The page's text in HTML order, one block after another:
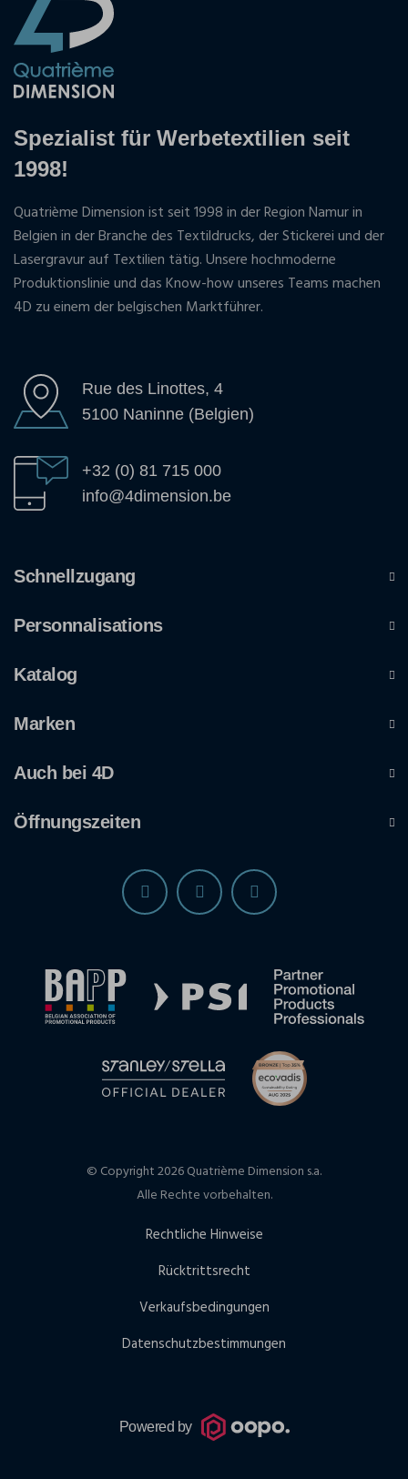
Spezialist für Werbetextilien seit
1998!
Quatrième Dimension ist seit 1998 in der Region Namur in
Belgien in der Branche des Textildrucks, der Stickerei und der
Lasergravur auf Textilien tätig. Unsere hochmoderne
Produktionslinie und das Know-how unseres Teams machen
4D zu einem der belgischen Marktführer.
Rue des Linottes, 4
5100 Naninne (Belgien)
+32 (0) 81 715 000
info@4dimension.be
Schnellzugang
Personnalisations
Katalog
Marken
Auch bei 4D
Öffnungszeiten
© Copyright 2026 Quatrième Dimension s.a.
Alle Rechte vorbehalten.
Rechtliche Hinweise
Rücktrittsrecht
Verkaufsbedingungen
Datenschutzbestimmungen
Powered by